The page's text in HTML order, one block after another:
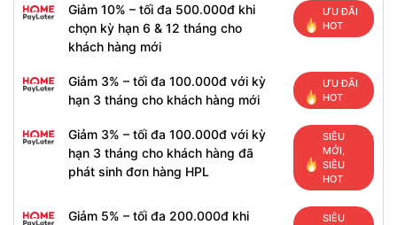
Giảm 10% – tối đa 500.000đ khi
chọn kỳ hạn 6 & 12 tháng cho
khách hàng mới
ƯU ĐÃI
HOT
Giảm 3% – tối đa 100.000đ với kỳ
hạn 3 tháng cho khách hàng mới
ƯU ĐÃI
HOT
Giảm 3% – tối đa 100.000đ với kỳ
hạn 3 tháng cho khách hàng đã
phát sinh đơn hàng HPL
SIÊU
MỚI,
SIÊU
HOT
Giảm 5% – tối đa 200.000đ khi
SIÊU